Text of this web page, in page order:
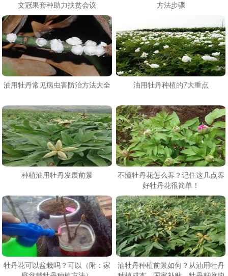
文冠果套种助力扶贫会议
方法步骤
油用牡丹常见病虫害防治方法大全 油用牡丹种植的7大重点
种植油用牡丹发展前景
不懂牡丹花怎么养？记住这几点养
好牡丹花很简单！
牡丹花可以盆栽吗？可以（附：家
油牡丹种植前景如何？从油用牡丹